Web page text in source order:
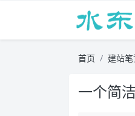
首页 建站
一个简